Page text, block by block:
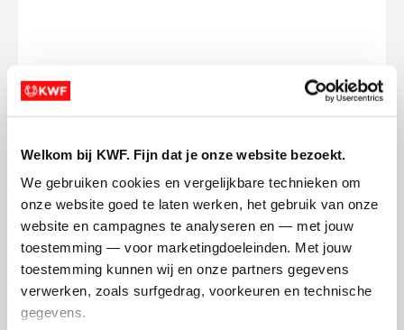
Welkom bij KWF. Fijn dat je onze website bezoekt.
We gebruiken cookies en vergelijkbare technieken om
onze website goed te laten werken, het gebruik van onze
website en campagnes te analyseren en — met jouw
toestemming — voor marketingdoeleinden. Met jouw
toestemming kunnen wij en onze partners gegevens
verwerken, zoals surfgedrag, voorkeuren en technische
gegevens.
Opgehaald
€0
Streefbedrag
€500
Doneer
Ella-En-Marcel's badges